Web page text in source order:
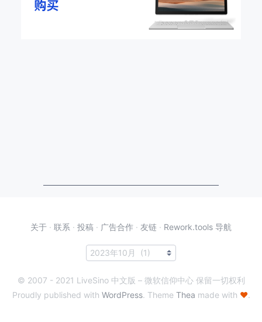
关于 · 联系 · 投稿 · 广告合作 · 友链 · Rework.tools 导航
© 2007 - 2021 LiveSino 中文版 – 微软信仰中心 保留一切权利
Proudly published with WordPress. Theme Thea made with ♥.